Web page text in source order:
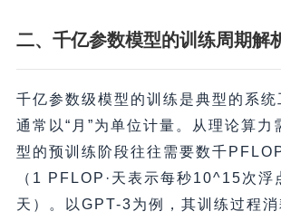
二、千亿参数模型的训练周期解
千亿参数级模型的训练是典型的系统
通常以“月”为单位计量。从理论算力
型的预训练阶段往往需要数千
（1 PFLOP·天表示每秒10^15次浮
天）。以GPT-3为例，其训练过程